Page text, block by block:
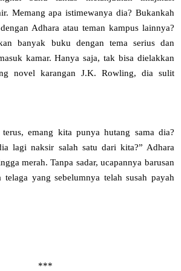
Memang apa istimewanya dia? Bukankah
Adhara atau teman kampus lainnya?
banyak buku dengan tema serius dan
kamar. Hanya saja, tak bisa dielakkan
novel karangan J.K. Rowling, dia sulit
emang kita punya hutang sama dia?
lagi naksir salah satu dari kita?” Adhara
merah. Tanpa sadar, ucapannya barusan
telaga yang sebelumnya telah susah payah
***